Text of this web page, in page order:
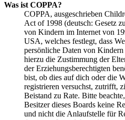
Was ist COPPA?
COPPA, ausgeschrieben
Act of 1998 (deutsch: Gesetz
von Kindern im Internet von
USA, welches festlegt, dass
persönliche Daten von Kindern
hierzu die Zustimmung der
der Erziehungsberechtigten
bist, ob dies auf dich oder die
registrieren versuchst, zutrifft,
Beistand zu Rate. Bitte
Besitzer dieses Boards keine
und nicht die Anlaufstelle für